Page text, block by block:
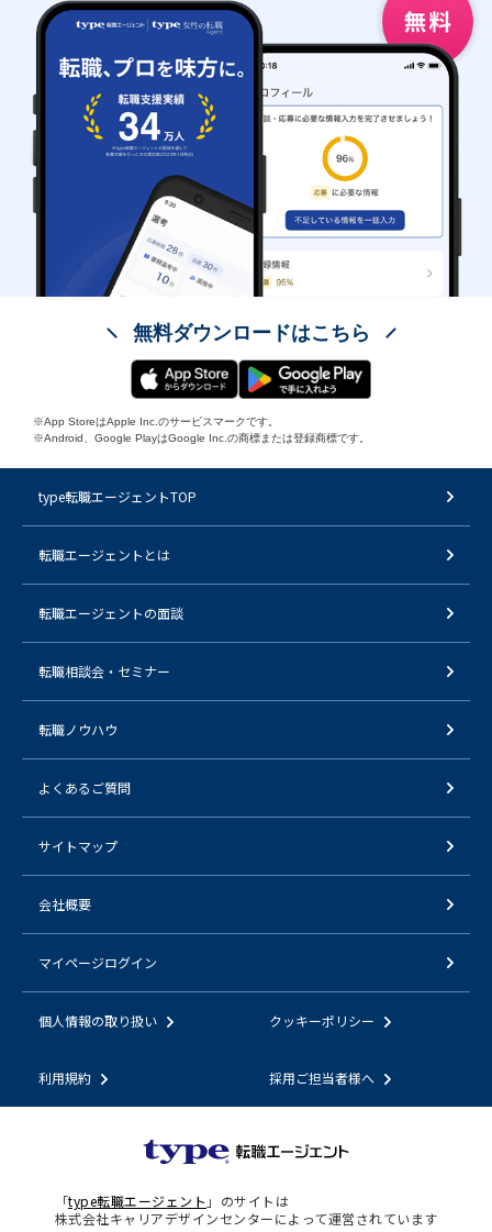
無料ダウンロードはこちら
※App StoreはApple Inc.のサービスマークです。
※Android、Google PlayはGoogle Inc.の商標または登録商標です。
type転職エージェントTOP
転職エージェントとは
転職エージェントの面談
転職相談会・セミナー
転職ノウハウ
よくあるご質問
サイトマップ
会社概要
マイページログイン
個人情報の取り扱い クッキーポリシー
利用規約 採用ご担当者様へ
「type転職エージェント 」のサイトは
株式会社キャリアデザインセンターによって運営されています